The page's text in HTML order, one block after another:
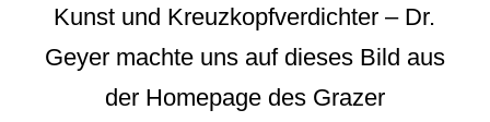
Kunst und Kreuzkopfverdichter – Dr.
Geyer machte uns auf dieses Bild aus
der Homepage des Grazer